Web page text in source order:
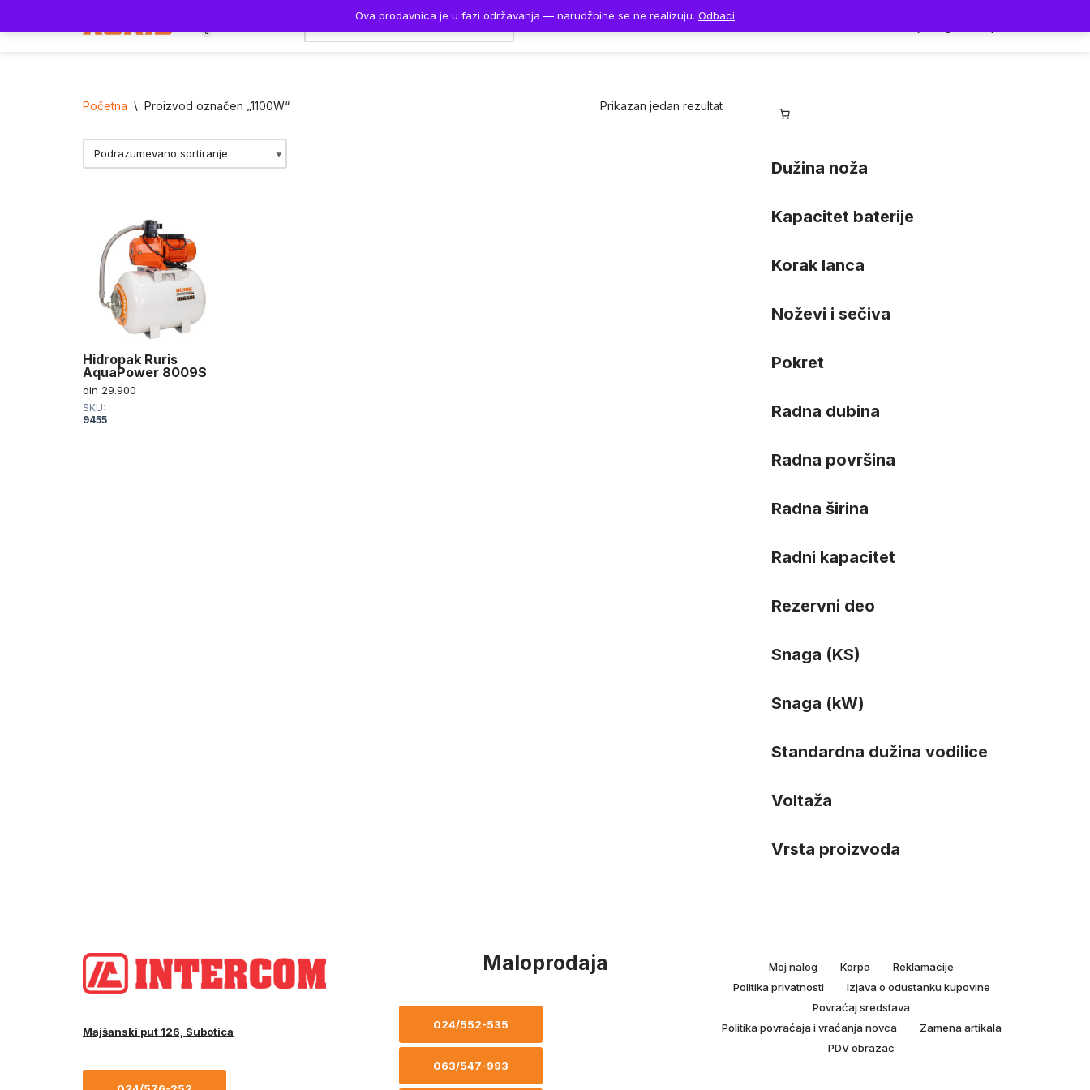
Ova prodavnica je u fazi održavanja — narudžbine se ne realizuju. Odbaci
0 Proizvodi
Početna \ Proizvod označen „1100W“ Prikazan jedan rezultat
Hidropak Ruris
AquaPower 8009S
din 29.900
SKU:
9455
Dužina noža
Kapacitet baterije
Korak lanca
Noževi i sečiva
Pokret
Radna dubina
Radna površina
Radna širina
Radni kapacitet
Rezervni deo
Snaga (KS)
Snaga (kW)
Standardna dužina vodilice
Voltaža
Vrsta proizvoda
Majšanski put 126, Subotica
Maloprodaja
024/552-535
063/547-993
Moj nalog Korpa
Reklamacije
Politika privatnosti
Izjava o odustanku kupovine
Povraćaj sredstava
Politika povraćaja i vraćanja novca
Zamena artikala
PDV obrazac